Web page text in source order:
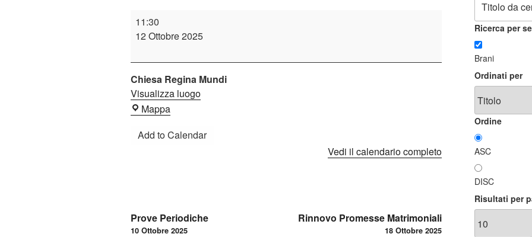
Messa
Domenicale
11:30
12 Ottobre 2025
Chiesa Regina Mundi
Visualizza luogo
Mappa
Mundi
Add to Calendar
Vedi il calendario completo
Navigazione
articoli
Prove Periodiche
10 Ottobre 2025
Rinnovo Promesse Matrimoniali
18 Ottobre 2025
Ricerca per
Brani
Ordinati per
Ordine
ASC
DISC
Risultati per